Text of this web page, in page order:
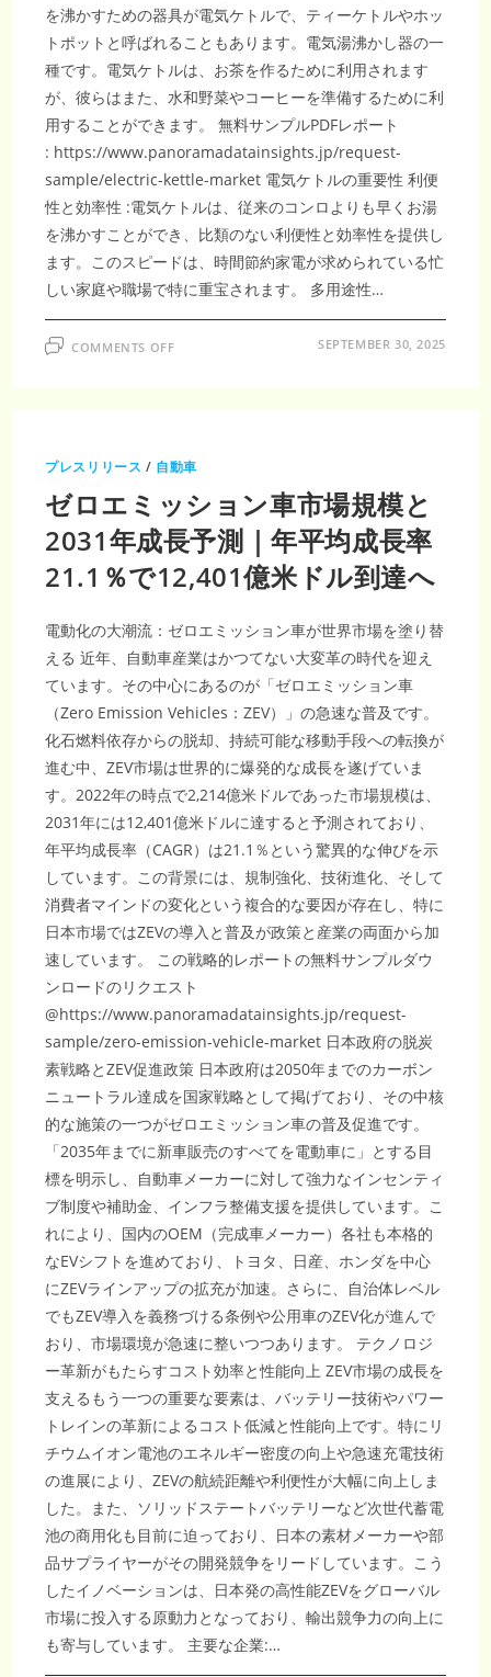
を沸かすための器具が電気ケトルで、ティーケトルやホッ
トポットと呼ばれることもあります。電気湯沸かし器の一
種です。電気ケトルは、お茶を作るために利用されます
が、彼らはまた、水和野菜やコーヒーを準備するために利
用することができます。 無料サンプルPDFレポート
: https://www.panoramadatainsights.jp/request-
sample/electric-kettle-market 電気ケトルの重要性 利便
性と効率性 :電気ケトルは、従来のコンロよりも早くお湯
を沸かすことができ、比類のない利便性と効率性を提供し
ます。このスピードは、時間節約家電が求められている忙
しい家庭や職場で特に重宝されます。 多用途性…
COMMENTS OFFON
規
模・
長
予
測：
2022
年
42.3
億
ル
か
ら
2031
年
61
億
ド
ル
へ
【CAGR
4.2％】
｜
日
本
消
費
財
業
界
向
け
市
場
調
査
SEPTEMBER 30, 2025
プレスリリース / 自動車
ゼロエミッション車市場規模と
2031年成長予測｜年平均成長率
21.1％で12,401億米ドル到達へ
電動化の大潮流：ゼロエミッション車が世界市場を塗り替
える 近年、自動車産業はかつてない大変革の時代を迎え
ています。その中心にあるのが「ゼロエミッション車
（Zero Emission Vehicles：ZEV）」の急速な普及です。
化石燃料依存からの脱却、持続可能な移動手段への転換が
進む中、ZEV市場は世界的に爆発的な成長を遂げていま
す。2022年の時点で2,214億米ドルであった市場規模は、
2031年には12,401億米ドルに達すると予測されており、
年平均成長率（CAGR）は21.1％という驚異的な伸びを示
しています。この背景には、規制強化、技術進化、そして
消費者マインドの変化という複合的な要因が存在し、特に
日本市場ではZEVの導入と普及が政策と産業の両面から加
速しています。 この戦略的レポートの無料サンプルダウ
ンロードのリクエスト
@https://www.panoramadatainsights.jp/request-
sample/zero-emission-vehicle-market 日本政府の脱炭
素戦略とZEV促進政策 日本政府は2050年までのカーボン
ニュートラル達成を国家戦略として掲げており、その中核
的な施策の一つがゼロエミッション車の普及促進です。
「2035年までに新車販売のすべてを電動車に」とする目
標を明示し、自動車メーカーに対して強力なインセンティ
ブ制度や補助金、インフラ整備支援を提供しています。こ
れにより、国内のOEM（完成車メーカー）各社も本格的
なEVシフトを進めており、トヨタ、日産、ホンダを中心
にZEVラインアップの拡充が加速。さらに、自治体レベル
でもZEV導入を義務づける条例や公用車のZEV化が進んで
おり、市場環境が急速に整いつつあります。 テクノロジ
ー革新がもたらすコスト効率と性能向上 ZEV市場の成長を
支えるもう一つの重要な要素は、バッテリー技術やパワー
トレインの革新によるコスト低減と性能向上です。特にリ
チウムイオン電池のエネルギー密度の向上や急速充電技術
の進展により、ZEVの航続距離や利便性が大幅に向上しま
した。また、ソリッドステートバッテリーなど次世代蓄電
池の商用化も目前に迫っており、日本の素材メーカーや部
品サプライヤーがその開発競争をリードしています。こう
したイノベーションは、日本発の高性能ZEVをグローバル
市場に投入する原動力となっており、輸出競争力の向上に
も寄与しています。 主要な企業:…